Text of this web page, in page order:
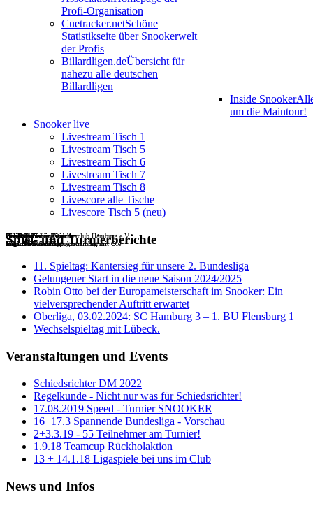
Profi-Organisation
Cuetracker.netSchöne
Statistikseite über Snookerwelt
der Profis
Billardligen.deÜbersicht für
nahezu alle deutschen
Billardligen
Inside Snooker
um die Maintour!
Snooker live
Livestream Tisch 1
Livestream Tisch 5
Livestream Tisch 6
Livestream Tisch 7
Livestream Tisch 8
Livescore alle Tische
Livescore Tisch 5 (neu)
Willkommen im Snookerclub Hamburg e.V.
Die Batterie
Tisch 9 bis 5
Tisch 6
mit extra Tischheizung von oben
Die Batterie
Tisch 5 bis 9
Beliebte Trainingstische
Jeden Mittwoch Snookertraining mit Ole
Beliebte Trainingstische
Jeden Mittwoch Snookertraining mit Ole
Unser TV-Table Tisch 1
mit Live-Streaming
Unser TV-Table Tisch 1
mit Live-Streaming
The Cup Gallery
Spiel- und Turnierberichte
11. Spieltag: Kantersieg für unsere 2. Bundesliga
Gelungener Start in die neue Saison 2024/2025
Robin Otto bei der Europameisterschaft im Snooker: Ein
vielversprechender Auftritt erwartet
Oberliga, 03.02.2024: SC Hamburg 3 – 1. BU Flensburg 1
Wechselspieltag mit Lübeck.
Veranstaltungen und Events
Schiedsrichter DM 2022
Regelkunde - Nicht nur was für Schiedsrichter!
17.08.2019 Speed - Turnier SNOOKER
16+17.3 Spannende Bundesliga - Vorschau
2+3.3.19 - 55 Teilnehmer am Turnier!
1.9.18 Teamcup Rückholaktion
13 + 14.1.18 Ligaspiele bei uns im Club
News und Infos